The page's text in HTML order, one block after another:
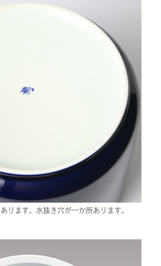
ります。水抜き穴が一か所あります。